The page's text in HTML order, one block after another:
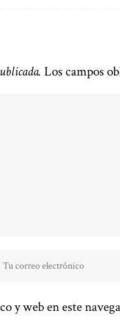
Los campos
y web en este